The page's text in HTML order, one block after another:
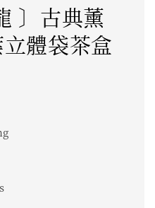
〕古典薰
體袋茶盒